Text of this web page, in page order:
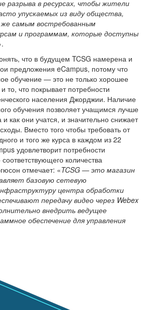
разрыва в ресурсах, чтобы жители
упускаемых из виду общества,
самым востребованным
и программам, которые доступны
что в будущем TCSG намерена и
предложения eCampus, потому что
обучение — это не только хорошее
то, что покрывает потребности
населения Джорджии. Наличие
обучения позволяет учащимся лучше
и как они учатся, и значительно снижает
Вместо того чтобы требовать от
и того же курса в каждом из 22
удовлетворит потребности
количества
отмечает: «TCSG — это магазин
базовую сетевую
центра обработки
передачу видео через Webex
внедрить ведущее
обеспечение для управления